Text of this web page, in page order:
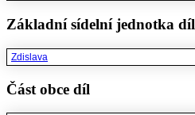
Základní sídelní jednotka díl
Zdislava
Část obce díl